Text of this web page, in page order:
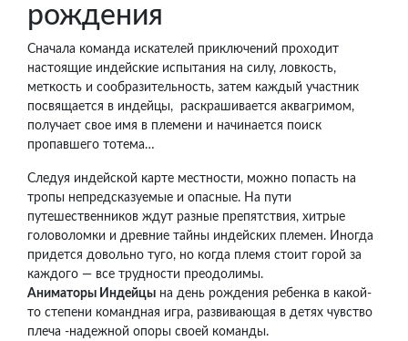
рождения
Сначала команда искателей приключений проходит
настоящие индейские испытания на силу, ловкость,
меткость и сообразительность, затем каждый участник
посвящается в индейцы, раскрашивается аквагримом,
получает свое имя в племени и начинается поиск
пропавшего тотема…
Следуя индейской карте местности, можно попасть на
тропы непредсказуемые и опасные. На пути
путешественников ждут разные препятствия, хитрые
головоломки и древние тайны индейских племен. Иногда
придется довольно туго, но когда племя стоит горой за
каждого — все трудности преодолимы.
Аниматоры Индейцы на день рождения ребенка в какой-
то степени командная игра, развивающая в детях чувство
плеча -надежной опоры своей команды.